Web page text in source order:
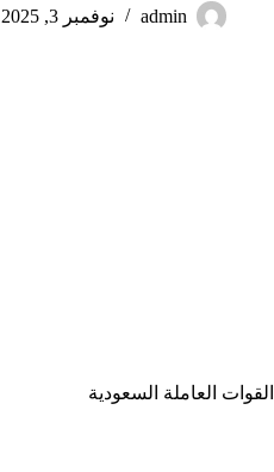
admin نوفمبر 3, 2025
القوات العاملة السعودية